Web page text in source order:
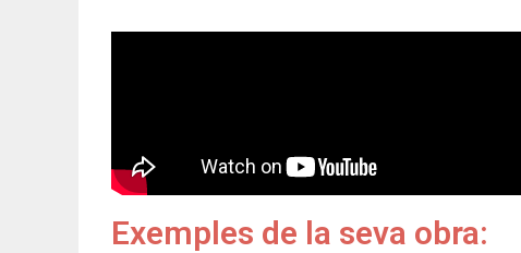
Exemples de la seva obra: